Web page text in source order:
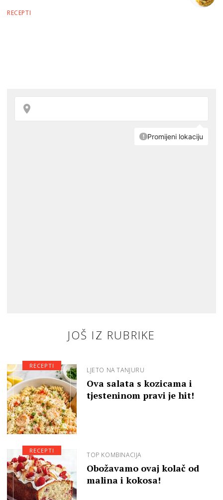
RECEPTI
JOŠ IZ RUBRIKE
LJETO NA TANJURU
Ova salata s kozicama i
tjesteninom pravi je hit!
RECEPTI
TOP KOMBINACIJA
Obožavamo ovaj kolač od
malina i kokosa!
RECEPTI